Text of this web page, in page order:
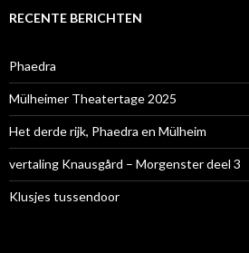
RECENTE BERICHTEN
Phaedra
Mülheimer Theatertage 2025
Het derde rijk, Phaedra en Mülheim
vertaling Knausgård – Morgenster deel 3
Klusjes tussendoor